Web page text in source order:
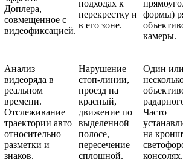
Доплера,
совмещенное с
видеофиксацией.
подходах к
перекрестку и
в его зоне.
формы)
камеры.
Анализ
видеоряда в
реальном
времени.
Отслеживание
траектории авто
относительно
разметки и
знаков.
Нарушение
стоп-линии,
проезд на
красный,
движение по
выделенной
полосе,
пересечение
сплошной.
Один
Часто
на
консолях.